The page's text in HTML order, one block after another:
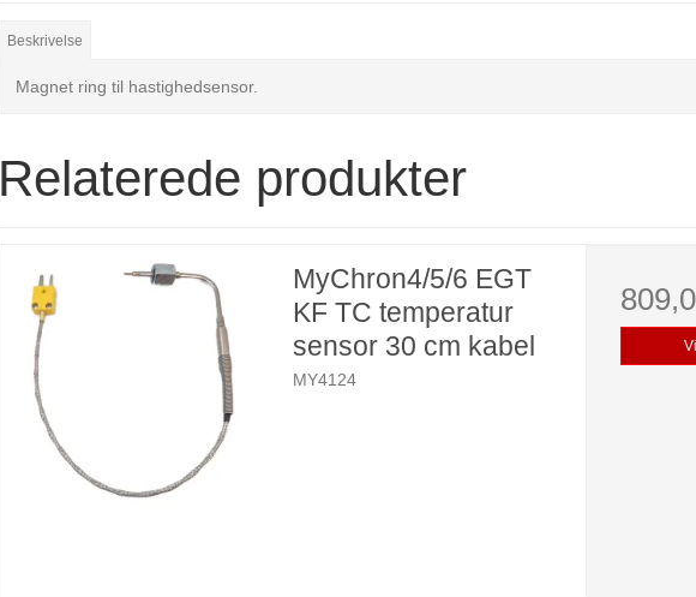
Beskrivelse
Magnet ring til hastighedsensor.
Relaterede produkter
MyChron4/5/6 EGT
KF TC temperatur
sensor 30 cm kabel
MY4124